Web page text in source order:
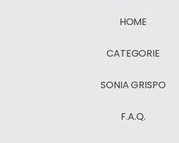
HOME
CATEGORIE
SONIA GRISPO
F.A.Q.